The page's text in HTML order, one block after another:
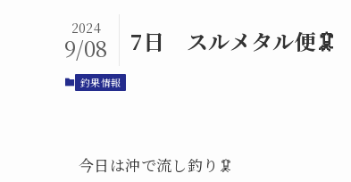
7日 スルメタル便🦑
2024
9/08
釣果情報
今日は沖で流し釣り🦑